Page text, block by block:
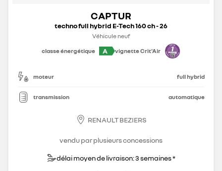
CAPTUR
techno full hybrid E-Tech 160 ch - 26
Véhicule neuf
classe énergétique
A vignette Crit'Air
moteur full hybrid
transmission automatique
RENAULT BEZIERS
vendu par plusieurs concessions
délai moyen de livraison: 3 semaines *